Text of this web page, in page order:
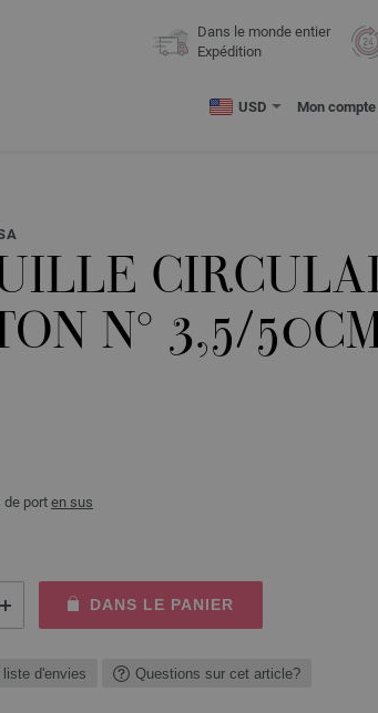
Dans le monde entier
Expédition
USD Mon compte
N° 3,5/
de porten sus
DANS LE PANIER
d'envies Questions sur cet article?